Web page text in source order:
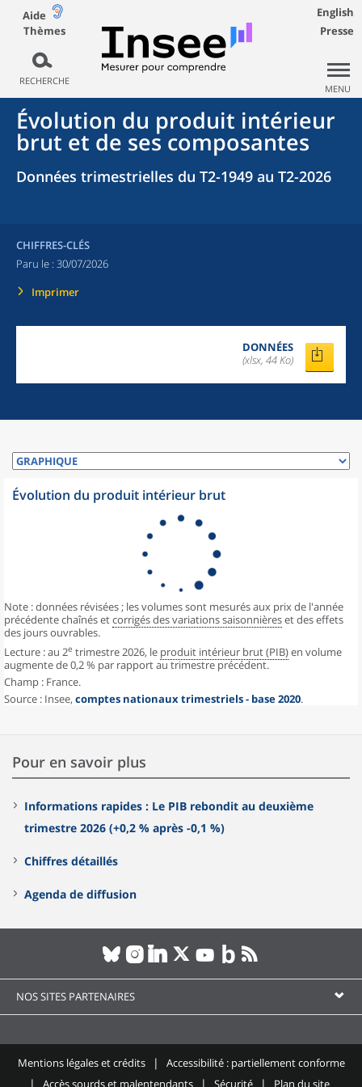
Aide
Thèmes
RECHERCHE
English
Presse
MENU
Évolution du produit intérieur
brut et de ses composantes
Données trimestrielles du T2-1949 au T2-2026
CHIFFRES-CLÉS
Paru le : 30/07/2026
Imprimer
DONNÉES
(xlsx, 44 Ko)
Évolution du produit intérieur brut
Note : données révisées ; les volumes sont mesurés aux prix de l'année
précédente chaînés etcorrigés des variations saisonnièreset des effets
des jours ouvrables.
Lecture : au 2e trimestre 2026, le produit intérieur brut (PIB)en volume
augmente de 0,2 % par rapport au trimestre précédent.
Champ : France.
Source : Insee, comptes nationaux trimestriels - base 2020.
Pour en savoir plus
Informations rapides : Le PIB rebondit au deuxième
trimestre 2026 (+0,2 % après -0,1 %)
Chiffres détaillés
Agenda de diffusion
NOS SITES PARTENAIRES
Mentions légales et crédits
Accessibilité : partiellement conforme
Accès sourds et malentendants
Sécurité Plan du site